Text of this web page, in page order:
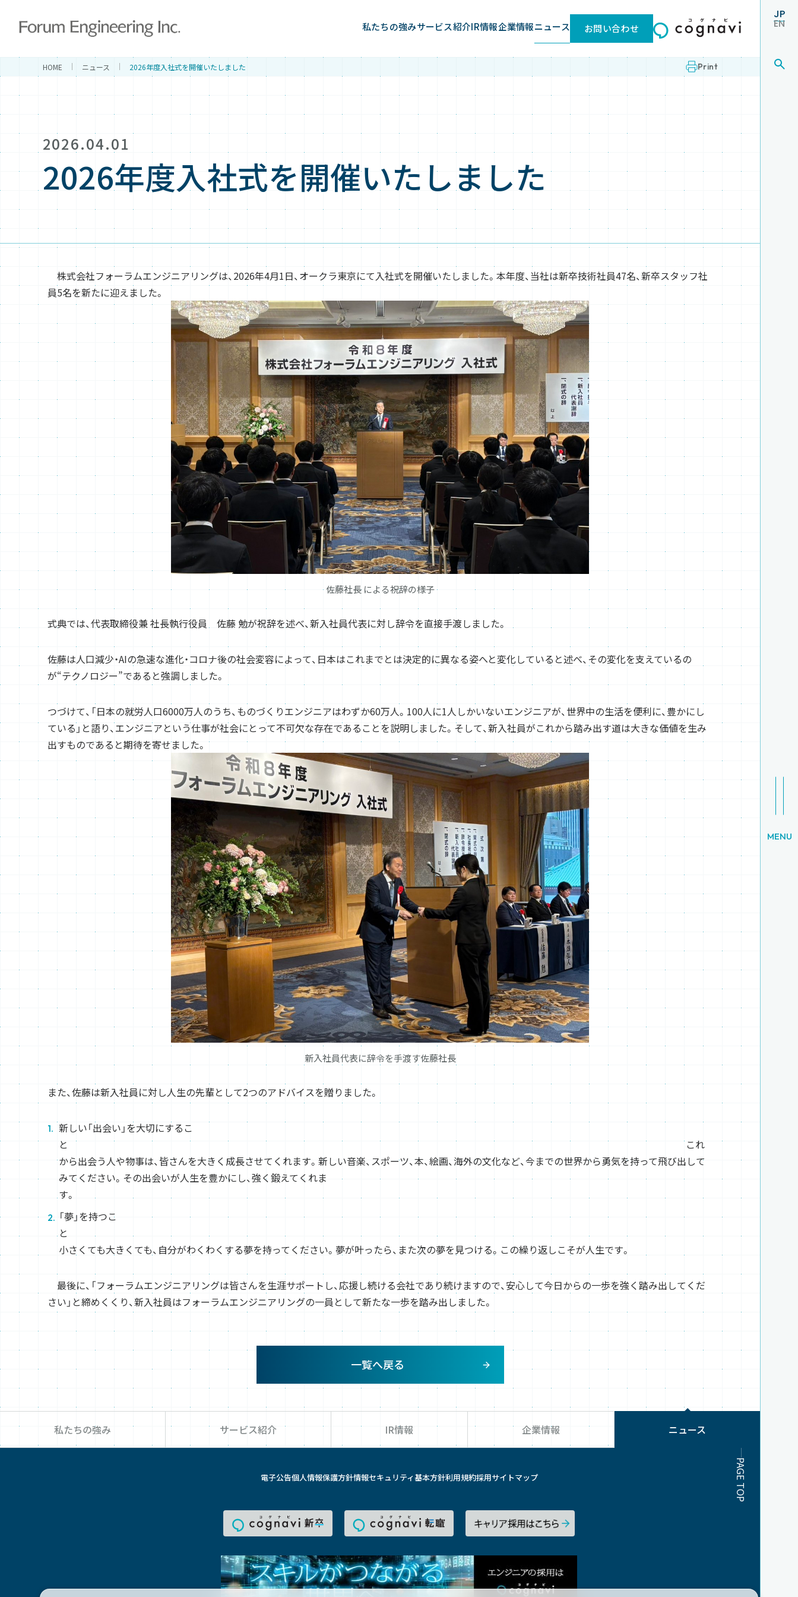
私たちの強みサービス紹介IR情報企業情報ニュース お問い合わせ
JP
EN
HOME ニュース 2026年度入社式を開催いたしました Print
2026.04.01
2026年度入社式を開催いたしました
株式会社フォーラムエンジニアリングは、2026年4月1日、オークラ東京にて入社式を開催いたしました。本年度、当社は新卒技術社員47名、新卒スタッフ社
員5名を新たに迎えました。
佐藤社長 による祝辞の様子
式典では、代表取締役兼 社長執行役員 佐藤 勉が祝辞を述べ、新入社員代表に対し辞令を直接手渡しました。
佐藤は人口減少・AIの急速な進化・コロナ後の社会変容によって、日本はこれまでとは決定的に異なる姿へと変化していると述べ、その変化を支えているの
が“テクノロジー”であると強調しました。
つづけて、「日本の就労人口6000万人のうち、ものづくりエンジニアはわずか60万人。100人に1人しかいないエンジニアが、世界中の生活を便利に、豊かにし
ている」と語り、エンジニアという仕事が社会にとって不可欠な存在であることを説明しました。そして、新入社員がこれから踏み出す道は大きな価値を生み
出すものであると期待を寄せました。
新入社員代表に辞令を手渡す佐藤社長
また、佐藤は新入社員に対し人生の先輩として2つのアドバイスを贈りました。
新しい「出会い」を大切にするこ
と これ
から出会う人や物事は、皆さんを大きく成長させてくれます。新しい音楽、スポーツ、本、絵画、海外の文化など、今までの世界から勇気を持って飛び出して
みてください。その出会いが人生を豊かにし、強く鍛えてくれま
す。
「夢」を持つこ
と
小さくても大きくても、自分がわくわくする夢を持ってください。夢が叶ったら、また次の夢を見つける。この繰り返しこそが人生です。
最後に、「フォーラムエンジニアリングは皆さんを生涯サポートし、応援し続ける会社であり続けますので、安心して今日からの一歩を強く踏み出してくだ
さい」と締めくくり、新入社員はフォーラムエンジニアリングの一員として新たな一歩を踏み出しました。
一覧へ戻る
私たちの強み サービス紹介 IR情報 企業情報 ニュース
PAGE TOP
電子公告個人情報保護方針情報セキュリティ基本方針利用規約採用サイトマップ